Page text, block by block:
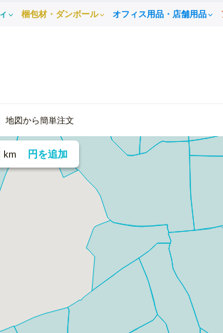
梱包材・ダンボール オフィス用品・店舗用品
地図から簡単注文
km 円を追加